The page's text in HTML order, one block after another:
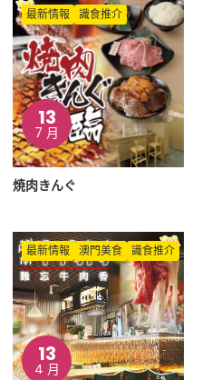
13
7 月
最新情報 識食推介
焼肉きんぐ
13
4 月
最新情報 澳門美食 識食推介